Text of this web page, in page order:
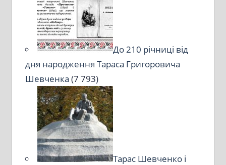
До 210 річниці від
дня народження Тараса Григоровича
Шевченка (7 793)
Тарас Шевченко і